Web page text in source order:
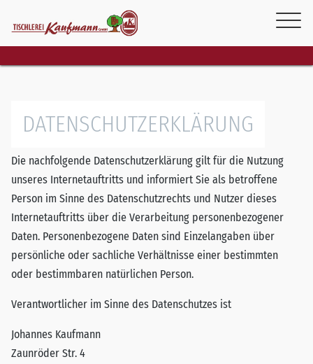
DATENSCHUTZERKLÄRUNG
Die nachfolgende Datenschutzerklärung gilt für die Nutzung
unseres Internetauftritts und informiert Sie als betroffene
Person im Sinne des Datenschutzrechts und Nutzer dieses
Internetauftritts über die Verarbeitung personenbezogener
Daten. Personenbezogene Daten sind Einzelangaben über
persönliche oder sachliche Verhältnisse einer bestimmten
oder bestimmbaren natürlichen Person.
Verantwortlicher im Sinne des Datenschutzes ist
Johannes Kaufmann
Zaunröder Str. 4